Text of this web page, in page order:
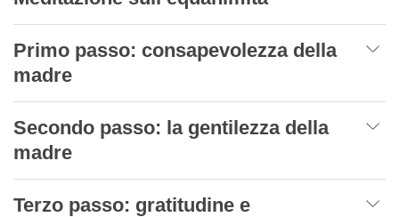
Primo passo: consapevolezza della
madre
Secondo passo: la gentilezza della
madre
Terzo passo: gratitudine e